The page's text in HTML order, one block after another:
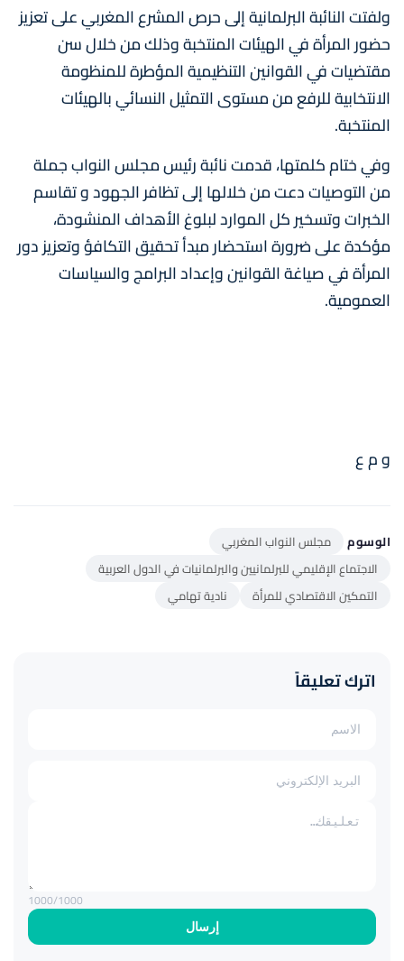
ولفتت النائبة البرلمانية إلى حرص المشرع المغربي على تعزيز
حضور المرأة في الهيئات المنتخبة وذلك من خلال سن
مقتضيات في القوانين التنظيمية المؤطرة للمنظومة
الانتخابية للرفع من مستوى التمثيل النسائي بالهيئات
المنتخبة.
وفي ختام كلمتها، قدمت نائبة رئيس مجلس النواب جملة
من التوصيات دعت من خلالها إلى تظافر الجهود و تقاسم
الخبرات وتسخير كل الموارد لبلوغ الأهداف المنشودة،
مؤكدة على ضرورة استحضار مبدأ تحقيق التكافؤ وتعزيز دور
المرأة في صياغة القوانين وإعداد البرامج والسياسات
العمومية.
و م ع
الوسوم
مجلس النواب المغربي
الاجتماع الإقليمي للبرلمانيين والبرلمانيات في الدول العربية
التمكين الاقتصادي للمرأة
نادية تهامي
اترك تعليقاً
إرسال
1000/1000